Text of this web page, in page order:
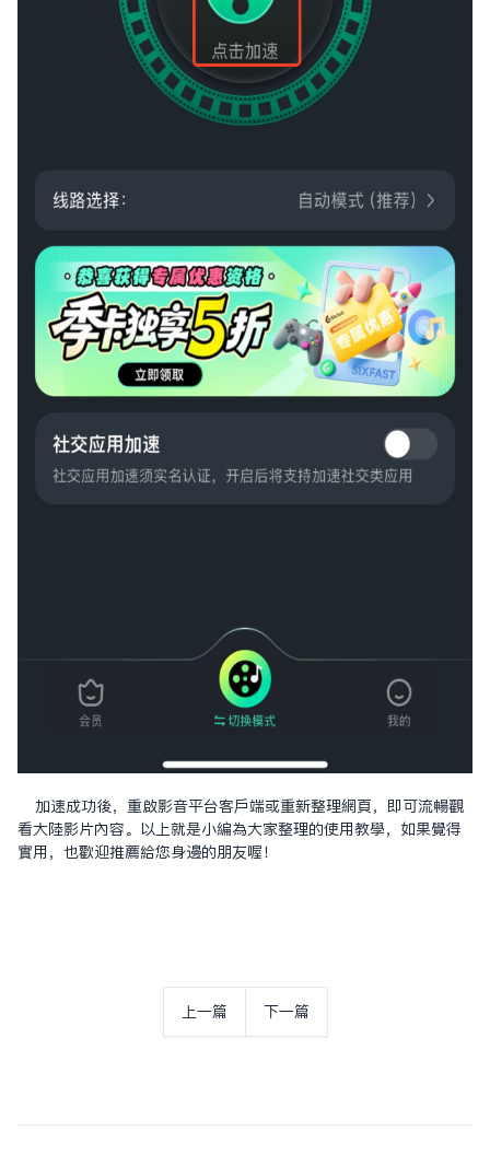
加速成功後，重啟影音平台客戶端或重新整理網頁，即可流暢觀
看大陸影片內容。以上就是小編為大家整理的使用教學，如果覺得
實用，也歡迎推薦給您身邊的朋友喔！
上一篇 下一篇